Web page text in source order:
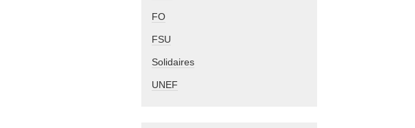
FO
FSU
Solidaires
UNEF